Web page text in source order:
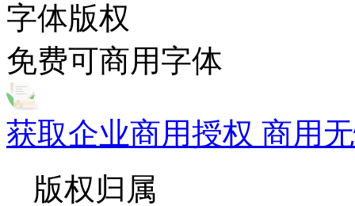
字体版权
免费可商用字体
获取企业商用授权 商用
版权归属